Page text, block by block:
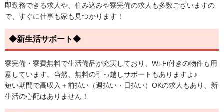
即勤務できる求人や、住み込みや寮完備の求人も多数ございますの
で、すぐに仕事も家も見つかります！
◆新生活サポート◆
寮完備・寮費無料で生活備品が充実しており、Wi-Fi付きの物件も用
意しています。当然、無料の引っ越しサポートもありますよ♪
短い期間で高収入＋前払い（週払い・日払い）OKの求人もあり、新
生活の心配はありません！